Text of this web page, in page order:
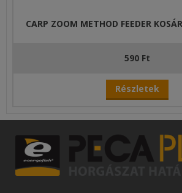
CARP ZOOM METHOD FEEDER
590 Ft
Részletek